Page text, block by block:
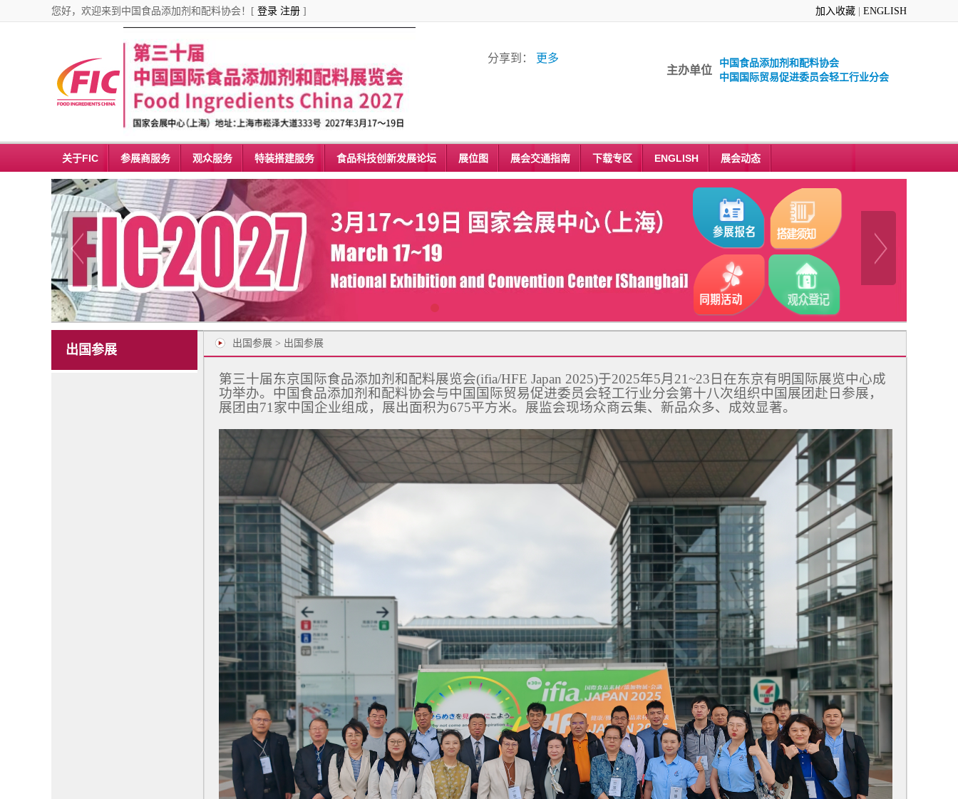
您好，欢迎来到中国食品添加剂和配料协会！[ 登录 注册 ] 加入收藏 ENGLISH
分享到：
更多
主办单位
中国食品添加剂和配料协会
中国国际贸易促进委员会轻工行业分会
关于FIC 参展商服务 观众服务 特装搭建服务 食品科技创新发展论坛 展位图 展会交通指南 下载专区 ENGLISH 展会动态
出国参展 出国参展 > 出国参展
第三十届东京国际食品添加剂和配料展览会(ifia/HFE Japan 2025)于2025年5月21~23日在东京有明国际展览中心成
功举办。中国食品添加剂和配料协会与中国国际贸易促进委员会轻工行业分会第十八次组织中国展团赴日参展，
展团由71家中国企业组成，展出面积为675平方米。展监会现场众商云集、新品众多、成效显著。